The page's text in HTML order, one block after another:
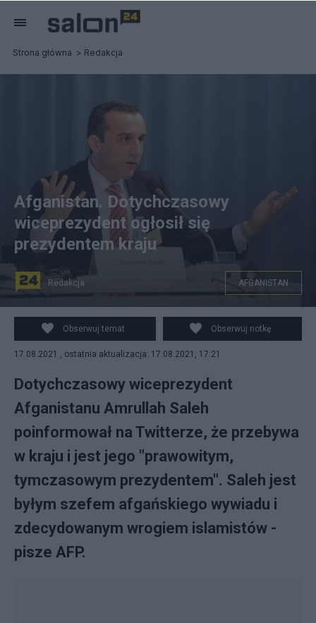
Strona główna Redakcja
Dotychczasowy wiceprezydent Afganistanu Amrullah
Saleh. fot.Wikimedia
Afganistan. Dotychczasowy
wiceprezydent ogłosił się
prezydentem kraju
Redakcja AFGANISTAN
Obserwuj temat Obserwuj notkę
17.08.2021 , ostatnia aktualizacja: 17.08.2021, 17:21
Dotychczasowy wiceprezydent
Afganistanu Amrullah Saleh
poinformował na Twitterze, że przebywa
w kraju i jest jego "prawowitym,
tymczasowym prezydentem". Saleh jest
byłym szefem afgańskiego wywiadu i
zdecydowanym wrogiem islamistów -
pisze AFP.